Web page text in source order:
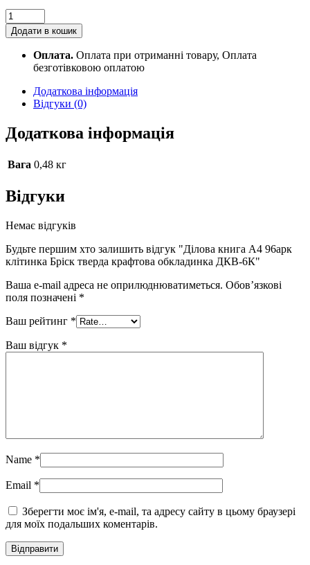
Ділова
книга
А4
96арк
клітинка
тверда
крафтова
ДКВ-6К
quantity
Додати в кошик
Оплата. Оплата при отриманні товару, Оплата
безготівковою оплатою
Додаткова інформація
Відгуки (0)
Додаткова інформація
Вага 0,48 кг
Відгуки
Немає відгуків
Будьте першим хто залишить відгук "Ділова книга А4 96арк
клітинка Бріск тверда крафтова обкладинка ДКВ-6К"
Ваша e-mail адреса не оприлюднюватиметься. Обов’язкові
поля позначені *
Ваш рейтинг *
Ваш відгук *
Name *
Email *
Зберегти моє ім'я, e-mail, та адресу сайту в цьому браузері
для моїх подальших коментарів.